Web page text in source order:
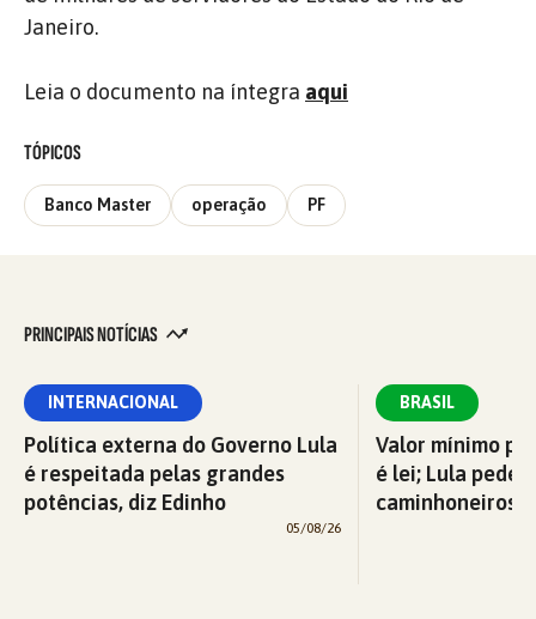
Janeiro.
Leia o documento na íntegra aqui
TÓPICOS
Banco Master operação PF
PRINCIPAIS NOTÍCIAS
INTERNACIONAL
Política externa do Governo Lula
é respeitada pelas grandes
potências, diz Edinho
05/08/26
BRASIL
Valor mínimo
é lei; Lula pede
caminhoneiros